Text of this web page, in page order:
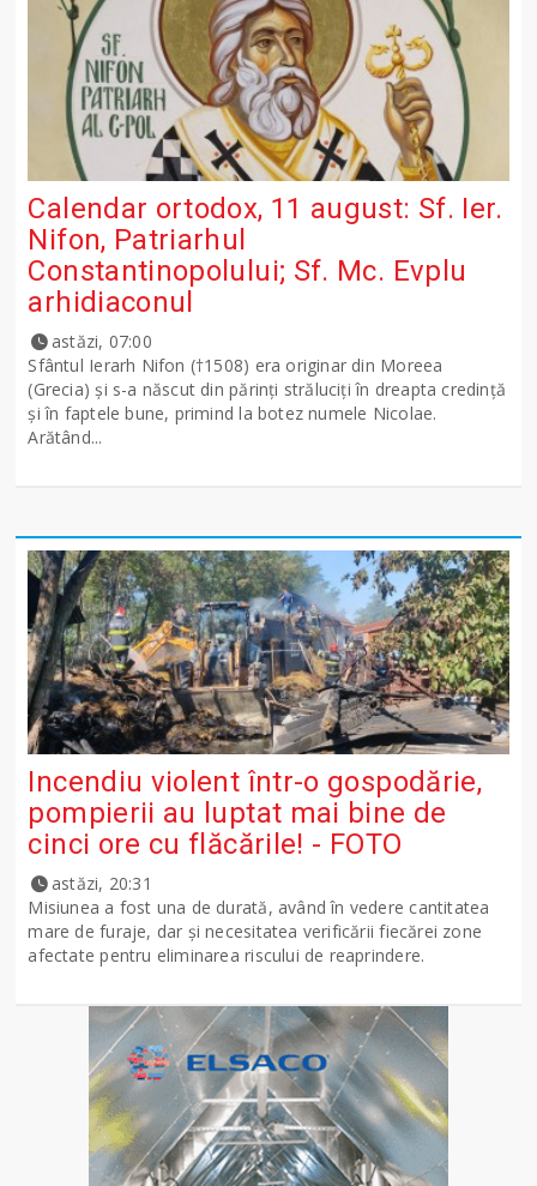
Calendar ortodox, 11 august: Sf. Ier.
Nifon, Patriarhul
Constantinopolului; Sf. Mc. Evplu
arhidiaconul
astăzi, 07:00
Sfântul Ierarh Nifon (†1508) era originar din Moreea
(Grecia) şi s-a născut din părinţi străluciţi în dreapta credinţă
şi în faptele bune, primind la botez numele Nicolae.
Arătând...
Incendiu violent într-o gospodărie,
pompierii au luptat mai bine de
cinci ore cu flăcările! - FOTO
astăzi, 20:31
Misiunea a fost una de durată, având în vedere cantitatea
mare de furaje, dar și necesitatea verificării fiecărei zone
afectate pentru eliminarea riscului de reaprindere.